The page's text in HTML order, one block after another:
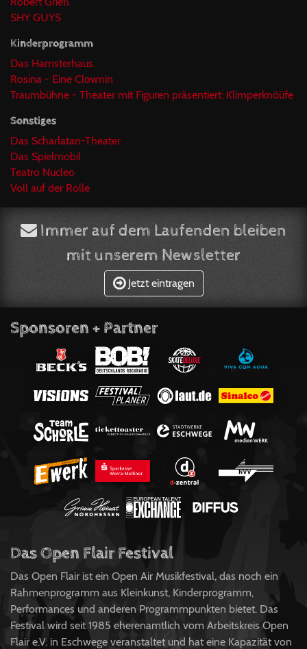
SHY GUYS
Kinderprogramm
Das Hamsterhaus
Rosina - Eine Clownin
Traumbühne - Theater mit Figuren präsentiert: Klimperknöüfe
Sonstiges
Das Scharlatan-Theater
Das Spielmobil
Teatro Nucleo
Voll auf der Rolle
Immer auf dem Laufenden bleiben
mit unserem Newsletter
Jetzt eintragen
Sponsoren + Partner
Das Open Flair Festival
Das Open Flair ist ein Open Air Musikfestival, das noch ein
Rahmenprogramm aus Kleinkunst, Kinderprogramm,
Performances und anderen Programmpunkten bietet. Das
Festival wird seit 1985 eherenamtlich vom Arbeitskreis Open
Flair e.V. in Eschwege veranstaltet und hat eine Kapazität von